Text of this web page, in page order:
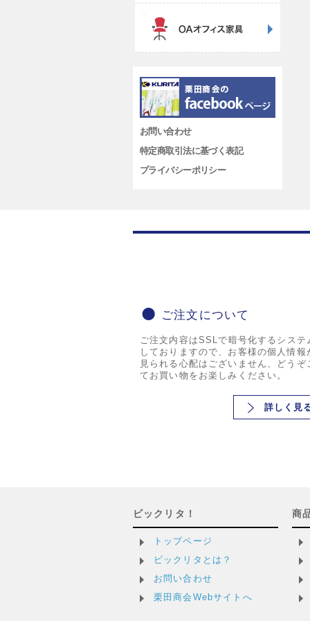
お問い合わせ
特定商取引法に基づく表記
プライバシーポリシー
ご注文について
ご注文内容はSSLで暗号化するシステ
しておりますので、お客様の個人情報
見られる心配はございません、どうぞ
てお買い物をお楽しみください。
詳しく見
ビックリタ！
トップページ
ビックリタとは？
お問い合わせ
栗田商会Webサイトへ
商